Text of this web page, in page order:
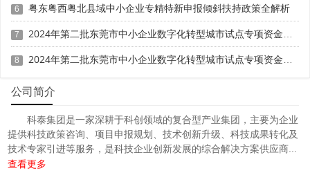
6 粤东粤西粤北县域中小企业专精特新申报倾斜扶持政策全解析
7 2024年第二批东莞市中小企业数字化转型城市试点专项资金两化融合管理体系贯标项目资助计划
8 2024年第二批东莞市中小企业数字化转型城市试点专项资金两化融合管理体系贯标项目拟资助企业名单的公示
公司简介
科泰集团是一家深耕于科创领域的复合型产业集团，主要为企业
提供科技政策咨询、项目申报规划、技术创新升级、科技成果转化及
技术专家引进等服务，是科技企业创新发展的综合解决方案供应商...
查看更多